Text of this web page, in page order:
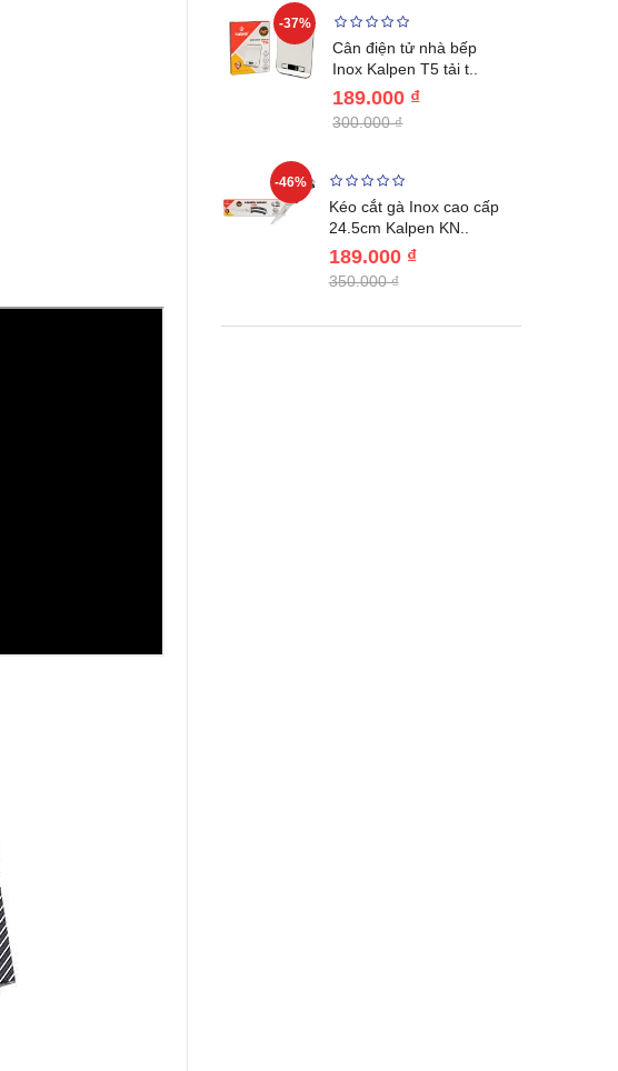
-37%
Cân điện tử nhà bếp
Inox Kalpen T5 tải t..
189.000 ₫
300.000 ₫
-46%
Kéo cắt gà Inox cao cấp
24.5cm Kalpen KN..
189.000 ₫
350.000 ₫